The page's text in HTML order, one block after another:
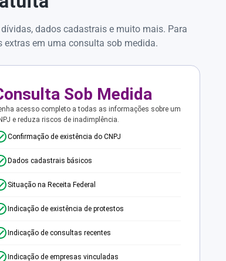
dados cadastrais e muito mais. Para
em uma consulta sob medida.
Sob Medida
acesso completo a todas as informações sobre um
e reduza riscos de inadimplência.
Confirmação de existência do CNPJ
Dados cadastrais básicos
Situação na Receita Federal
Indicação de existência de protestos
Indicação de consultas recentes
Indicação de empresas vinculadas